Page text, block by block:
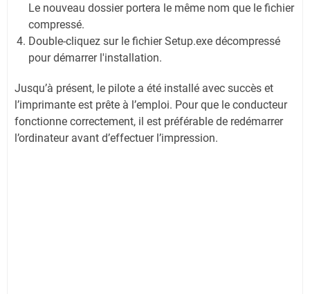
Le nouveau dossier portera le même nom que le fichier
compressé.
Double-cliquez sur le fichier Setup.exe décompressé
pour démarrer l'installation.
Jusqu’à présent, le pilote a été installé avec succès et
l’imprimante est prête à l’emploi. Pour que le conducteur
fonctionne correctement, il est préférable de redémarrer
l’ordinateur avant d’effectuer l’impression.